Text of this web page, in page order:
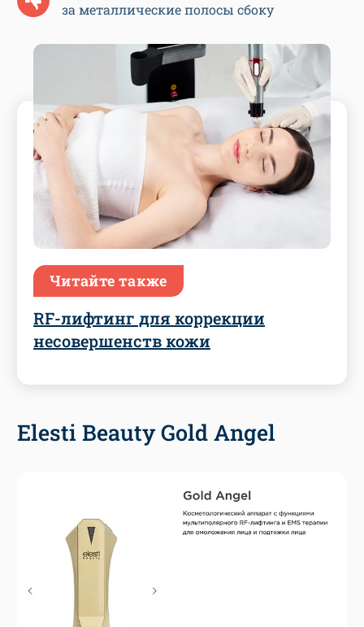
за металлические полосы сбоку
Читайте также
RF-лифтинг для коррекции
несовершенств кожи
Elesti Beauty Gold Angel